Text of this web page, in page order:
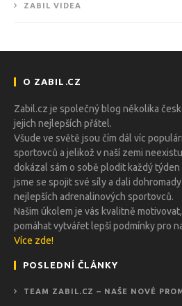
ZABIL VIDEA
O ZABIL.CZ
Zabil.cz je společný blog několika
jejich nejlepších přátel.
Všude ve světě jsou čím dál víc
sportovců a jelikož v naší zemi
dokázal sám o sobě plodit každý
jsme se spojit své síly a dali
nejlepších adrenalinových sportovců.
Našim úkolem je vás kvalitně
pomáhat vytvářet lepší podmínky pro
Více zde!
POSLEDNÍ ČLÁNKY
TEAM ZABIL.CZ – NAŠE NOVÉ